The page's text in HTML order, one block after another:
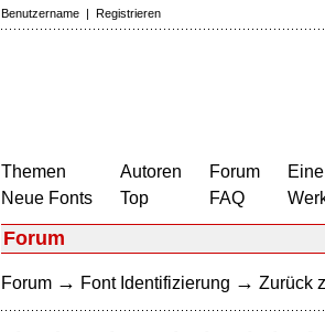
Benutzername | Registrieren
Themen
Neue Fonts
Autoren
Top
Forum
FAQ
Forum
Forum → Font Identifizierung → Zurück